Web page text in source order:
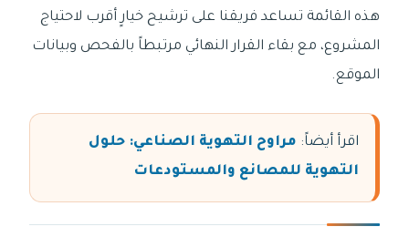
هذه القائمة تساعد فريقنا على ترشيح خيارٍ أقرب لاحتياج
المشروع، مع بقاء القرار النهائي مرتبطاً بالفحص وبيانات
الموقع.
اقرأ أيضاً: مراوح التهوية الصناعي: حلول
التهوية للمصانع والمستودعات